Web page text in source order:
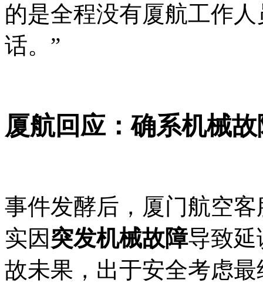
的是全程没有厦航工作
话。”
厦航回应：确系机械
事件发酵后，厦门航空
实因 突发机械故障导致延
故未果，出于安全考虑